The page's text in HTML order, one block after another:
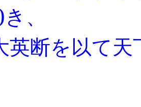
き、
断を以て天